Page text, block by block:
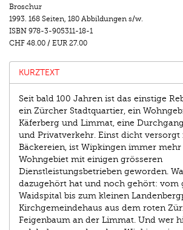
Broschur
1993. 168 Seiten, 180 Abbildungen s/w.
ISBN 978-3-905311-18-1
CHF 48.00 / EUR 27.00
KURZTEXT
Seit bald 100 Jahren ist das einstige
ein Zürcher Stadtquartier, ein
Käferberg und Limmat, eine
und Privatverkehr. Einst dicht versorgt
Bäckereien, ist Wipkingen immer
Wohngebiet mit einigen grösseren
Dienstleistungsbetrieben geworden.
dazugehört hat und noch gehört: vom
Waidspital bis zum kleinen
Kirchgemeindehaus aus dem roten
Feigenbaum an der Limmat. Und wer